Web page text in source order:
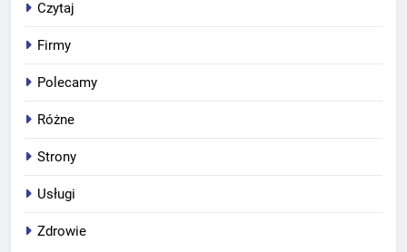
Czytaj
Firmy
Polecamy
Różne
Strony
Usługi
Zdrowie